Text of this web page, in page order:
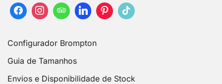
Configurador Brompton
Guia de Tamanhos
Envios e Disponibilidade de Stock